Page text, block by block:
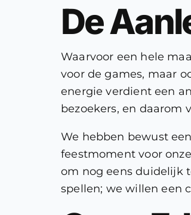
De
Waarvoor een hele
voor de games, maar
energie verdient een
bezoekers, en daarom
We hebben bewust
feestmoment voor
om nog eens duidelijk
spellen; we willen een